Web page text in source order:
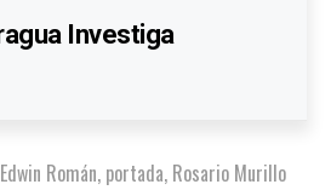
Investiga
Román, portada, Rosario Murillo